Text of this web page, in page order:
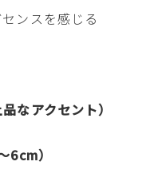
ンスを感じる
なアクセント）
6cm）